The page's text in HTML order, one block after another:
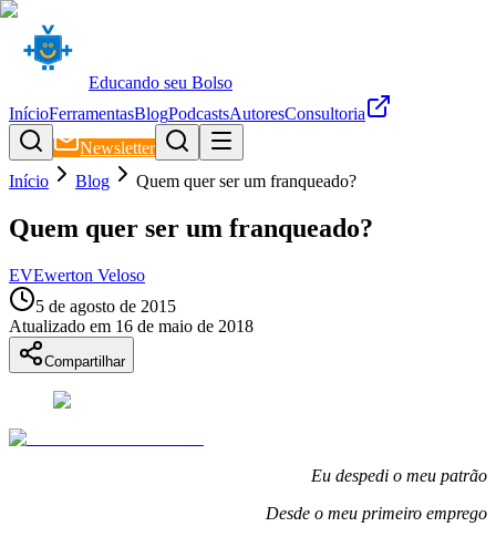
Educando seu Bolso
InícioFerramentasBlogPodcastsAutoresConsultoria
Newsletter
Início
Blog Quem quer ser um franqueado?
Quem quer ser um franqueado?
EVEwerton Veloso
5 de agosto de 2015
Atualizado em 16 de maio de 2018
Compartilhar
Eu despedi o meu patrão
Desde o meu primeiro emprego